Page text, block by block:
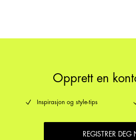
Opprett en
Inspirasjon og style-tips
REGISTRER DEG